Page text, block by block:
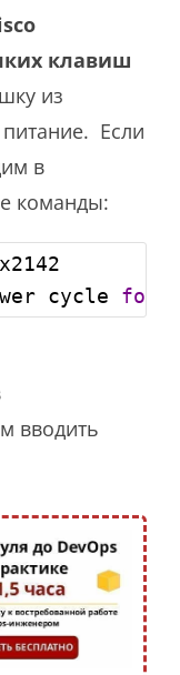
клавиш
из
Если
в
команды:
cycle for
вводить